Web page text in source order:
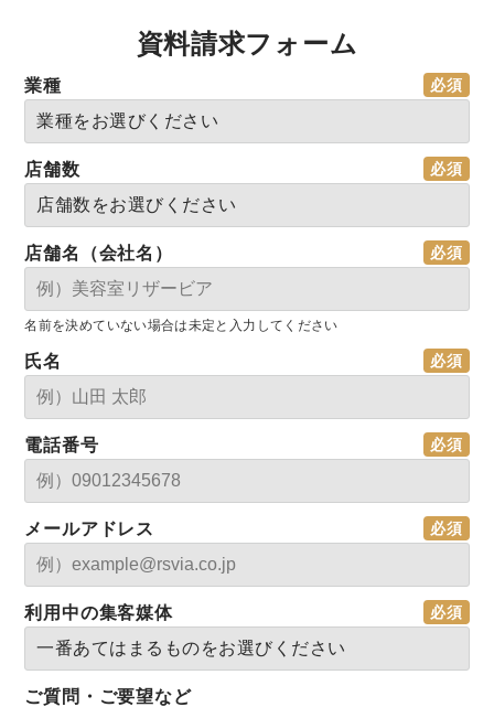
資料請求フォーム
業種
店舗数
店舗名（会社名）
名前を決めていない場合は未定と入力してください
氏名
電話番号
メールアドレス
利用中の集客媒体
ご質問・ご要望など